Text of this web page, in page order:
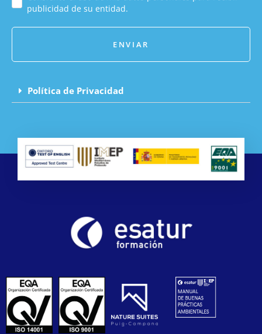
publicidad de su entidad.
ENVIAR
Política de Privacidad